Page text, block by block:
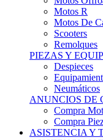
Motos R
Motos De
Scooters
Remolques
PIEZAS Y
Despieces
Neumáticos
ANUNCIOS DE
Compra
Compra
ASISTENCIA Y